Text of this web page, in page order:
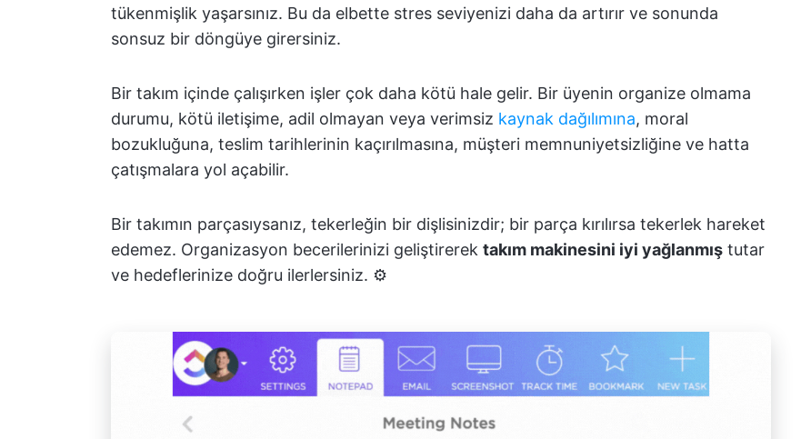
tükenmişlik yaşarsınız. Bu da elbette stres seviyenizi daha da artırır ve sonunda
sonsuz bir döngüye girersiniz.
Bir takım içinde çalışırken işler çok daha kötü hale gelir. Bir üyenin organize olmama
durumu, kötü iletişime, adil olmayan veya verimsiz kaynak dağılımına, moral
bozukluğuna, teslim tarihlerinin kaçırılmasına, müşteri memnuniyetsizliğine ve hatta
çatışmalara yol açabilir.
Bir takımın parçasıysanız, tekerleğin bir dişlisinizdir; bir parça kırılırsa tekerlek hareket
edemez. Organizasyon becerilerinizi geliştirerek takım makinesini iyi yağlanmış tutar
ve hedeflerinize doğru ilerlersiniz. ⚙️